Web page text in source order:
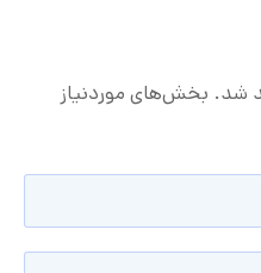
شد. بخش‌های موردنیاز